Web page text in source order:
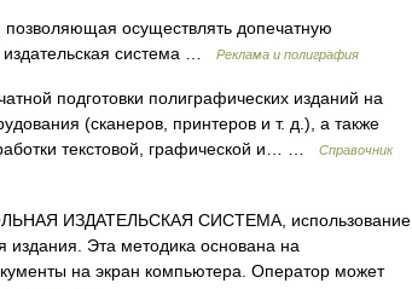
осуществлять допечатную
издательская система …
Реклама и полиграфия
подготовки полиграфических изданий на
(сканеров, принтеров и т. д.), а также
текстовой, графической и… …
Справочник
ИЗДАТЕЛЬСКАЯ СИСТЕМА, использование
издания. Эта методика основана на
на экран компьютера. Оператор может